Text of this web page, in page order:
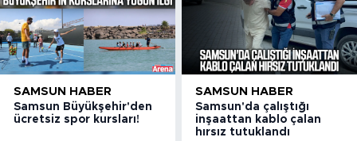
SAMSUN HABER
Samsun Büyükşehir'den
ücretsiz spor kursları!
SAMSUN HABER
Samsun'da çalıştığı
inşaattan kablo çalan
hırsız tutuklandı